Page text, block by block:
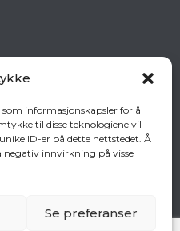
informasjonskapsler for å
til disse teknologiene vil
ID-er på dette nettstedet. Å
negativ innvirkning på visse
Se preferanser